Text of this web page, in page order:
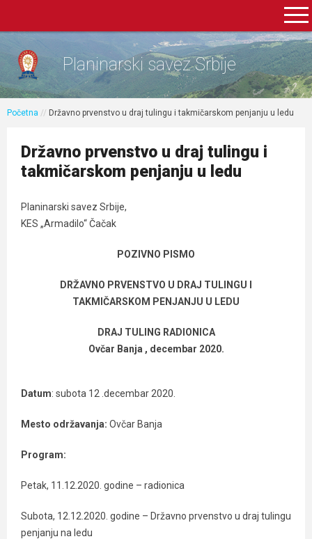
Planinarski savez Srbije
Početna // Državno prvenstvo u draj tulingu i takmičarskom penjanju u ledu
Državno prvenstvo u draj tulingu i
takmičarskom penjanju u ledu
Planinarski savez Srbije,
KES „Armadilo“ Čačak
POZIVNO PISMO
DRŽAVNO PRVENSTVO U DRAJ TULINGU I
TAKMIČARSKOM PENJANJU U LEDU
DRAJ TULING RADIONICA
Ovčar Banja , decembar 2020.
Datum: subota 12 .decembar 2020.
Mesto održavanja: Ovčar Banja
Program:
Petak, 11.12.2020. godine – radionica
Subota, 12.12.2020. godine – Državno prvenstvo u draj tulingu
penjanju na ledu